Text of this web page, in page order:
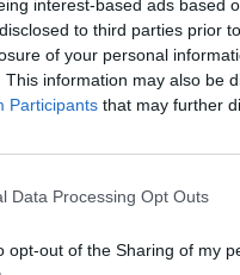
interest-based ads based
to third parties prior
of your personal
This information may also be
Participants that may further
Data Processing Opt Outs
opt-out of the Sharing of my